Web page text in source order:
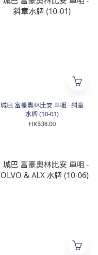
城巴 富豪奧林比安 車咀 - 斜章
水牌 (10-01)
HK$38.00